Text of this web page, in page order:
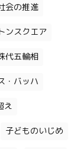
会の推進
ンスクエア
代五輪相
・バッハ
え
子どものいじめ